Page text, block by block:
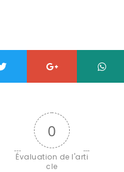
0
Évaluation de l'arti
cle